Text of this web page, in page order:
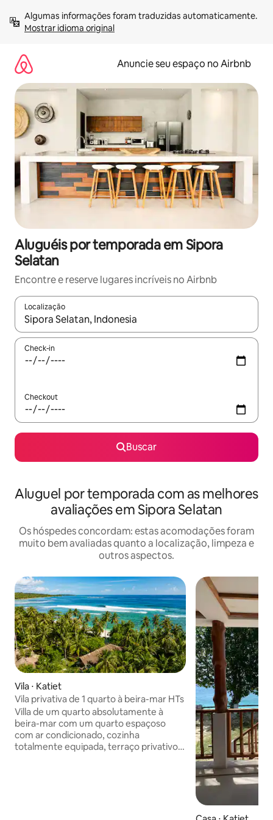
para
Mostrar idioma original
Anuncie seu espaço no Airbnb
Aluguéis por temporada em Sipora
Selatan
Encontre e reserve lugares incríveis no Airbnb
Localização
Quando os resultados estiverem disponíveis, explore-os
Check-in
Checkout
Buscar
Aluguel por temporada com as melhores
avaliações em Sipora Selatan
Os hóspedes concordam: estas acomodações foram
muito bem avaliadas quanto a localização, limpeza e
outros aspectos.
Vila ⋅ Katiet
Vila privativa de 1 quarto à beira-mar HTs
Villa de um quarto absolutamente à
beira-mar com um quarto espaçoso
com ar condicionado, cozinha
totalmente equipada, terraço privativo,